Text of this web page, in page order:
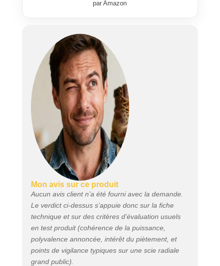
continu offre une grande flexibilité
système de glissière intégré
permet la coupe de pièces
particulièrement larges Le
piètement universel pour scies à
onglet dispose de pieds avec
renforts en X pour assurer une
meilleure stabilité Grâce aux
extensions pour pièces latérales,
au dispositif de serrage
permettant la fixation sûre des
pièces, et à la butée de pièce
avec rails coulissant à gauche et à
droite, il est possible d’effectuer
des coupes sûres et précises Scie
à onglet livrée avec piètement
universel
par Amazon
Mon avis sur ce produit
Aucun avis client n’a été fourni avec la demande.
Le verdict ci-dessus s’appuie donc sur la fiche
technique et sur des critères d’évaluation usuels
en test produit (cohérence de la puissance,
polyvalence annoncée, intérêt du piètement, et
points de vigilance typiques sur une scie radiale
grand public).